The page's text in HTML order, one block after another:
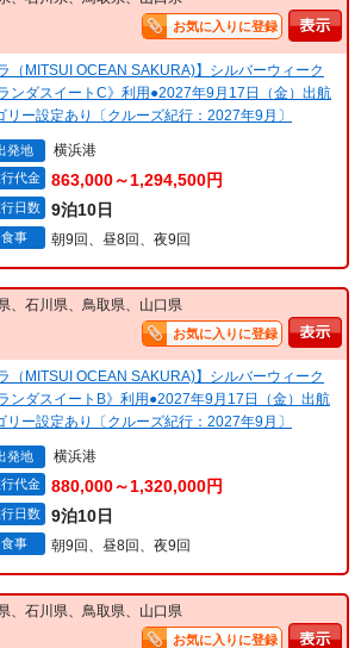
お気に入りに登録
（MITSUI OCEAN SAKURA)】シルバーウィーク
ンダスイートC》利用●2027年9月17日（金）出航
ー設定あり〔クルーズ紀行：2027年9月〕
発地 横浜港
代金 863,000～1,294,500円
日数 9泊10日
食事 朝9回、昼8回、夜9回
、石川県、鳥取県、山口県
お気に入りに登録
（MITSUI OCEAN SAKURA)】シルバーウィーク
ンダスイートB》利用●2027年9月17日（金）出航
ー設定あり〔クルーズ紀行：2027年9月〕
発地 横浜港
代金 880,000～1,320,000円
日数 9泊10日
食事 朝9回、昼8回、夜9回
、石川県、鳥取県、山口県
お気に入りに登録